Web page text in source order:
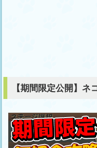
【期間限定公開】ネ